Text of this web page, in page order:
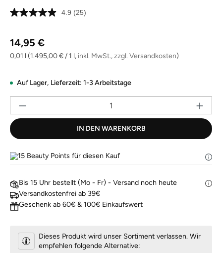
4.9 25
derselben
(25)
Regulärer Preis:
14,95 €
0,01 l (1.495,00 € / 1 l, inkl. MwSt., zzgl. Versandkosten)
Auf Lager, Lieferzeit: 1-3 Arbeitstage
IN DEN WARENKORB
15 Beauty Points für diesen Kauf
Bis 15 Uhr bestellt (Mo - Fr) - Versand noch heute
Versandkostenfrei ab 39€
Geschenk ab 60€ & 100€ Einkaufswert
Dieses Produkt wird unser Sortiment verlassen. Wir
empfehlen folgende Alternative: